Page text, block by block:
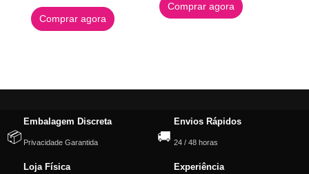
Comprar agora
Comprar agora
📦
Embalagem Discreta
Privacidade Garantida 🚚
Envios Rápidos
24 / 48 horas
Loja Física Experiência